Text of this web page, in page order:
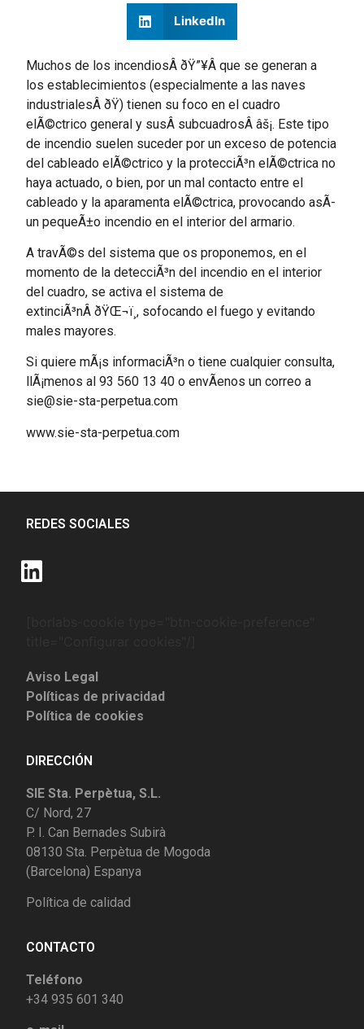
LinkedIn
Muchos de los incendiosÂ ðŸ”¥Â que se generan a
los establecimientos (especialmente a las naves
industrialesÂ ðŸ­) tienen su foco en el cuadro
elÃ©ctrico general y susÂ subcuadrosÂ âš¡. Este tipo
de incendio suelen suceder por un exceso de potencia
del cableado elÃ©ctrico y la protecciÃ³n elÃ©ctrica no
haya actuado, o bien, por un mal contacto entre el
cableado y la aparamenta elÃ©ctrica, provocando asÃ­
un pequeÃ±o incendio en el interior del armario.
A travÃ©s del sistema que os proponemos, en el
momento de la detecciÃ³n del incendio en el interior
del cuadro, se activa el sistema de
extinciÃ³nÂ ðŸŒ¬ï¸, sofocando el fuego y evitando
males mayores.
Si quiere mÃ¡s informaciÃ³n o tiene cualquier consulta,
llÃ¡menos al 93 560 13 40 o envÃ­enos un correo a
sie@sie-sta-perpetua.com
www.sie-sta-perpetua.com
REDES SOCIALES
Aviso Legal
Políticas de privacidad
Política de cookies
DIRECCIÓN
SIE Sta. Perpètua, S.L.
C/ Nord, 27
P. I. Can Bernades Subirà
08130 Sta. Perpètua de Mogoda
(Barcelona) Espanya
Política de calidad
CONTACTO
Teléfono
+34 935 601 340